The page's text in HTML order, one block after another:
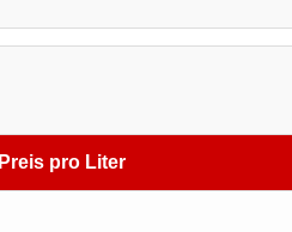
Preis pro Liter